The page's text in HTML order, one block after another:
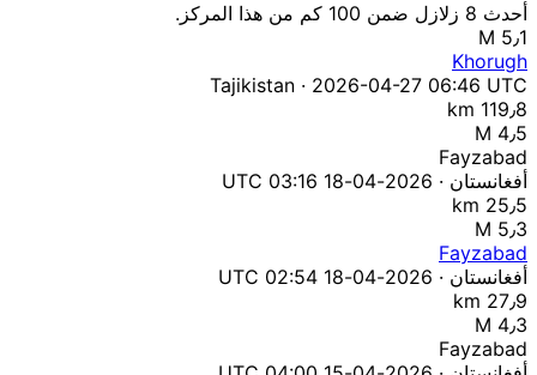
أحدث 8 زلازل ضمن 100 كم من هذا المركز.
M 5٫1
Khorugh
Tajikistan · 2026-04-27 06:46 UTC
119٫8 km
M 4٫5
Fayzabad
أفغانستان · 2026-04-18 03:16 UTC
25٫5 km
M 5٫3
Fayzabad
أفغانستان · 2026-04-18 02:54 UTC
27٫9 km
M 4٫3
Fayzabad